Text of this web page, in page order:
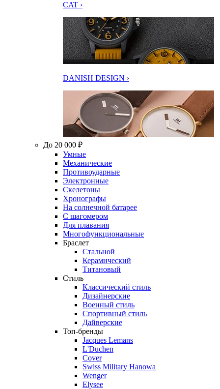
CAT ›
DANISH DESIGN ›
До 20 000 ₽
Умные
Механические
Противоударные
Электронные
Скелетоны
Хронографы
На солнечной батарее
С шагомером
Для плавания
Многофункциональные
Браслет
Стальной
Керамический
Титановый
Стиль
Классический стиль
Дизайнерские
Военный стиль
Спортивный стиль
Дайверские
Топ-бренды
Jacques Lemans
L'Duchen
Cover
Swiss Military Hanowa
Wenger
Elysee